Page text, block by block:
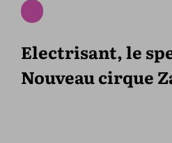
Electrisant, le
Nouveau cirque